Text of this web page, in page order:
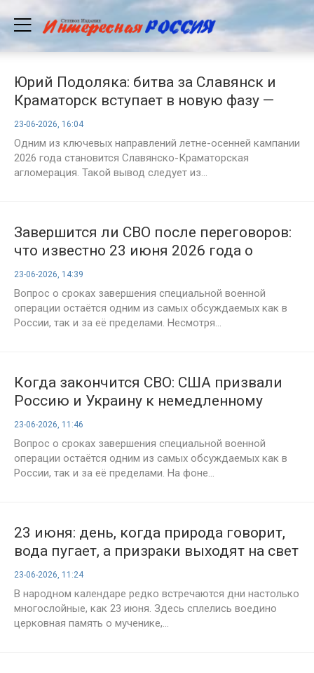
Юрий Подоляка: битва за Славянск и
Краматорск вступает в новую фазу —
как развивается наступление ВС РФ на
фронтах СВО вечером 23 июня
23-06-2026, 16:04
Одним из ключевых направлений летне-осенней кампании
2026 года становится Славянско-Краматорская
агломерация. Такой вывод следует из...
Завершится ли СВО после переговоров:
что известно 23 июня 2026 года о
сроках окончания спецоперации на
Украине
23-06-2026, 14:39
Вопрос о сроках завершения специальной военной
операции остаётся одним из самых обсуждаемых как в
России, так и за её пределами. Несмотря...
Когда закончится СВО: США призвали
Россию и Украину к немедленному
перемирию
23-06-2026, 11:46
Вопрос о сроках завершения специальной военной
операции остаётся одним из самых обсуждаемых как в
России, так и за её пределами. На фоне...
23 июня: день, когда природа говорит,
вода пугает, а призраки выходят на свет
23-06-2026, 11:24
В народном календаре редко встречаются дни настолько
многослойные, как 23 июня. Здесь сплелись воедино
церковная память о мученике,...